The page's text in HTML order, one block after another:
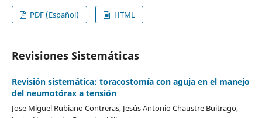
PDF (Español)
HTML
Revisiones Sistemáticas
Revisión sistemática: toracostomía con aguja en el manejo
del neumotórax a tensión
Jose Miguel Rubiano Contreras, Jesús Antonio Chaustre Buitrago,